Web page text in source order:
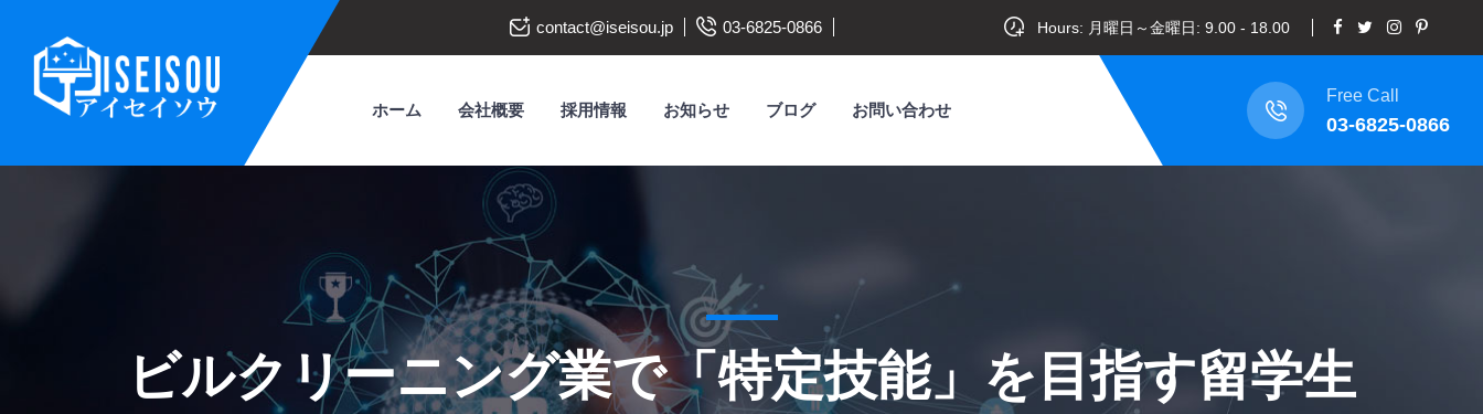
contact@iseisou.jp 03-6825-0866 Hours: 月曜日～金曜日: 9.00 - 18.00
ホーム 会社概要 採用情報 お知らせ ブログ お問い合わせ
Free Call
03-6825-0866
ビルクリーニング業で「特定技能」を目指す留学生